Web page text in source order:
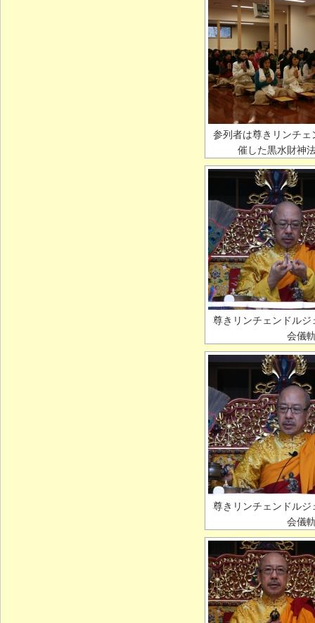
参列者は尊きリンチ
催した黒水財神
尊きリンチェンドル
会儀
尊きリンチェンドル
会儀